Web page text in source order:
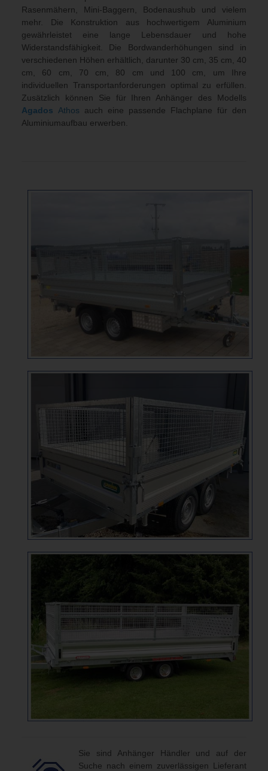
Rasenmähern, Mini-Baggern, Bodenaushub und vielem
mehr. Die Konstruktion aus hochwertigem Aluminium
gewährleistet eine lange Lebensdauer und hohe
Widerstandsfähigkeit. Die Bordwanderhöhungen sind in
verschiedenen Höhen erhältlich, darunter 30 cm, 35 cm, 40
cm, 60 cm, 70 cm, 80 cm und 100 cm, um Ihre
individuellen Transportanforderungen optimal zu erfüllen.
Zusätzlich können Sie für Ihren Anhänger des Modells
Agados Athos auch eine passende Flachplane für den
Aluminiumaufbau erwerben.
Sie sind Anhänger Händler und auf der
Suche nach einem zuverlässigen Lieferant